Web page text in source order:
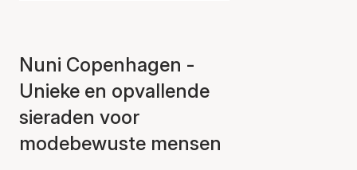
Nuni Copenhagen -
Unieke en opvallende
sieraden voor
modebewuste mensen